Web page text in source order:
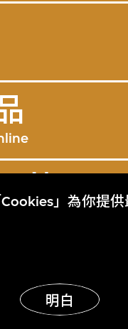
」為你提
明白
藏品